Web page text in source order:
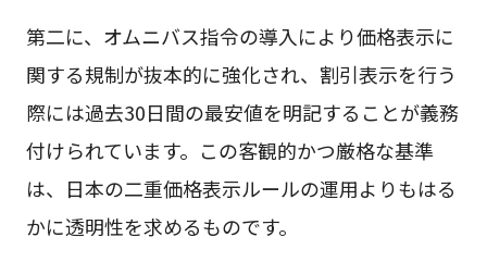
第二に、オムニバス指令の導入により価格表示に
関する規制が抜本的に強化され、割引表示を行う
際には過去30日間の最安値を明記することが義務
付けられています。この客観的かつ厳格な基準
は、日本の二重価格表示ルールの運用よりもはる
かに透明性を求めるものです。